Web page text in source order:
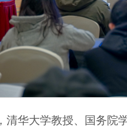
清华大学教授、国务院